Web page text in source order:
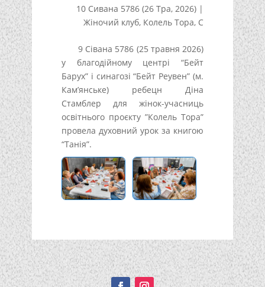
10 Сивана 5786 (26 Тра, 2026) |
Жіночий клуб, Колель Тора, С
9 Сівана 5786 (25 травня 2026)
у благодійному центрі “Бейт
Барух” і синагозі “Бейт Реувен” (м.
Кам’янське) ребецн Діна
Стамблер для жінок-учасниць
освітнього проєкту ”Колель Тора”
провела духовний урок за книгою
“Танія”.
Подписывайтесь!